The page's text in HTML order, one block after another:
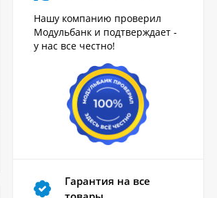
Нашу компанию проверил
Модульбанк и подтверждает -
у нас все честно!
Гарантия на все